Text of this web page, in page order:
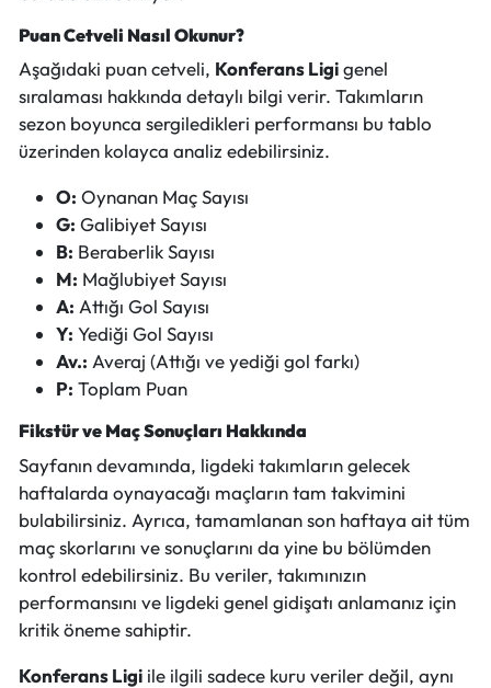
Puan Cetveli Nasıl Okunur?
Aşağıdaki puan cetveli, Konferans Ligigenel
sıralaması hakkında detaylı bilgi verir. Takımların
sezon boyunca sergiledikleri performansı bu tablo
üzerinden kolayca analiz edebilirsiniz.
O: Oynanan Maç Sayısı
G: Galibiyet Sayısı
B: Beraberlik Sayısı
M: Mağlubiyet Sayısı
A: Attığı Gol Sayısı
Y: Yediği Gol Sayısı
Av.: Averaj (Attığı ve yediği gol farkı)
P: Toplam Puan
Fikstür ve Maç Sonuçları Hakkında
Sayfanın devamında, ligdeki takımların gelecek
haftalarda oynayacağı maçların tam takvimini
bulabilirsiniz. Ayrıca, tamamlanan son haftaya ait tüm
maç skorlarını ve sonuçlarını da yine bu bölümden
kontrol edebilirsiniz. Bu veriler, takımınızın
performansını ve ligdeki genel gidişatı anlamanız için
kritik öneme sahiptir.
Konferans Ligi ile ilgili sadece kuru veriler değil, aynı